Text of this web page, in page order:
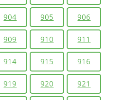
904 905 906
909 910 911
914 915 916
919 920 921